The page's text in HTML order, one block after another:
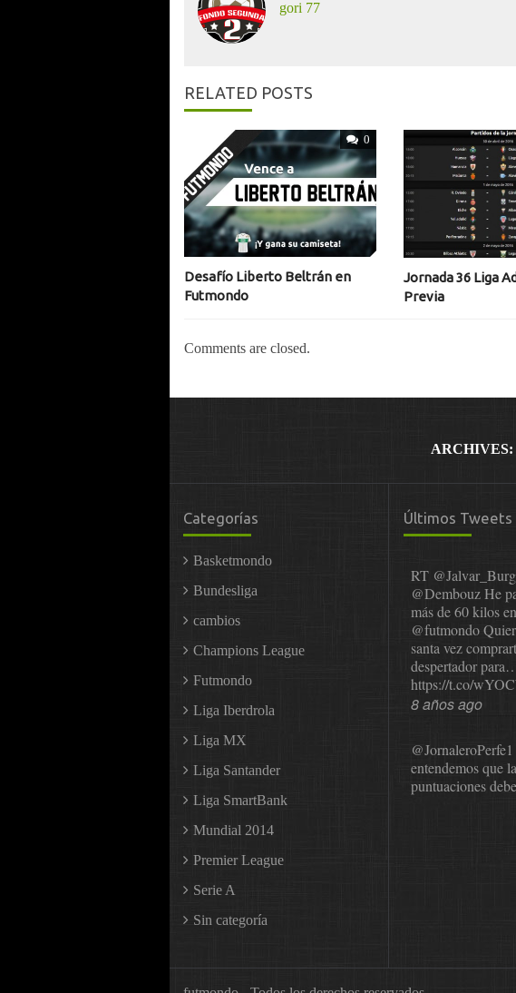
gori 77
RELATED POSTS
0
Desafío Liberto Beltrán en
Futmondo
Jornada 36 Liga
Previa
Comments are closed.
ARCHIVES:
Categorías
Basketmondo
Bundesliga
cambios
Champions League
Futmondo
Liga Iberdrola
Liga MX
Liga Santander
Liga SmartBank
Mundial 2014
Premier League
Serie A
Sin categoría
Últimos Tweets
RT
@DembouzHe
más de 60 kilos en
@futmondo
santa vez
despertador
https://t.co/
8 años ago
@JornaleroPerfe1
entendemos que
puntuaciones